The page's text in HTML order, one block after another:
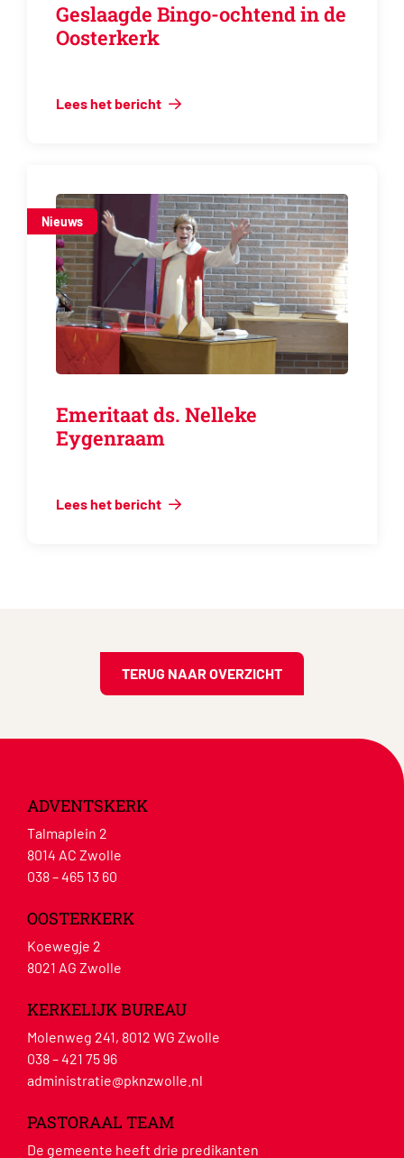
Geslaagde Bingo-ochtend in de
Oosterkerk
Lees het bericht
Nieuws
Emeritaat ds. Nelleke
Eygenraam
Lees het bericht
TERUG NAAR OVERZICHT
ADVENTSKERK
Talmaplein 2
8014 AC Zwolle
038 – 465 13 60
OOSTERKERK
Koewegje 2
8021 AG Zwolle
KERKELIJK BUREAU
Molenweg 241, 8012 WG Zwolle
038 – 421 75 96
administratie@pknzwolle.nl
PASTORAAL TEAM
De gemeente heeft drie predikanten